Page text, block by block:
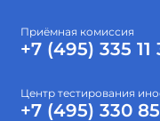
Приёмная комиссия
+7 (495) 335 11
Центр тестирования
+7 (495) 330 85